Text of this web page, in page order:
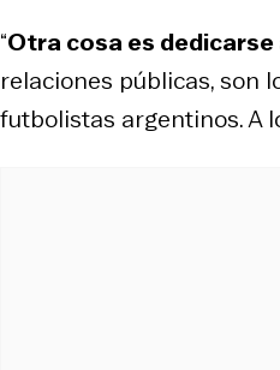
“Otra cosa es
relaciones públicas, son
futbolistas argentinos. A